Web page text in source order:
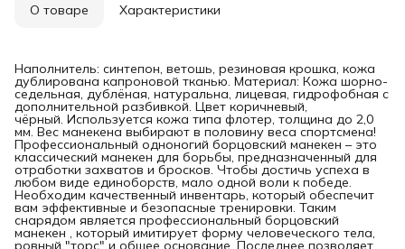
О товаре Характеристики
Наполнитель: синтепон, ветошь, резиновая крошка, кожа
дублирована капроновой тканью. Материал: Кожа шорно-
седельная, дублёная, натуральна, лицевая, гидрофобная с
дополнительной разбивкой. Цвет коричневый,
чёрный. Используется кожа типа флотер, толщина до 2,0
мм. Вес манекена выбирают в половину веса спортсмена!
Профессиональный одноногий борцовский манекен – это
классический манекен для борьбы, предназначенный для
отработки захватов и бросков. Чтобы достичь успеха в
любом виде единоборств, мало одной воли к победе.
Необходим качественный инвентарь, который обеспечит
вам эффективные и безопасные тренировки. Таким
снарядом является профессиональный борцовский
манекен , который имитирует форму человеческого тела,
ровный "торс" и общее основание. Последнее позволяет